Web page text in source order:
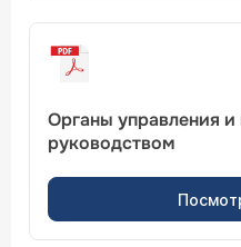
Органы управления
руководством